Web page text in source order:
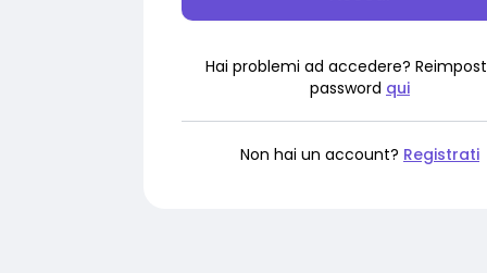
Hai problemi ad accedere?
password qui
Non hai un account? Registrati